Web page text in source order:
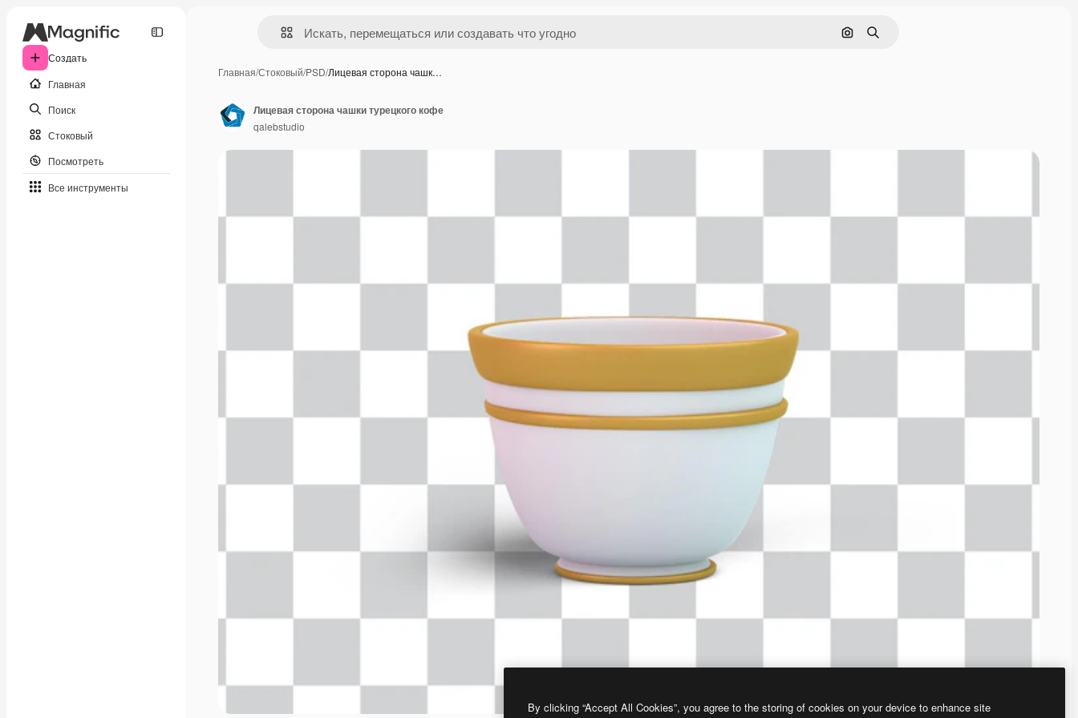
Создать
Главная
Поиск
Стоковый
Посмотреть
Все инструменты
Поиск по изображению
Поиск
Главная/Стоковый/PSD/Лицевая сторона чашк…
Лицевая сторона чашки турецкого кофе
qalebstudio
By clicking “Accept All Cookies”, you agree to the storing of cookies on your device to enhance site